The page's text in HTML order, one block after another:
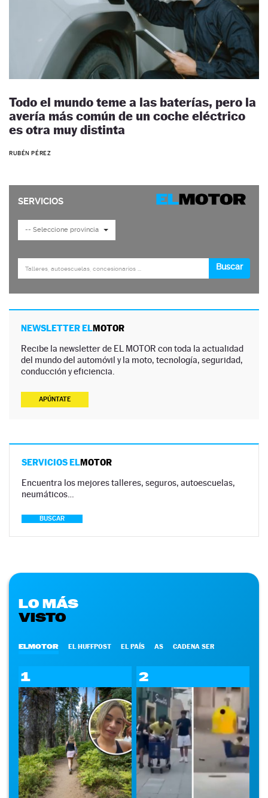
Todo el mundo teme a las baterías, pero la
avería más común de un coche eléctrico
es otra muy distinta
RUBÉN PÉREZ
NEWSLETTER ELMOTOR
Recibe la newsletter de EL MOTOR con toda la actualidad
del mundo del automóvil y la moto, tecnología, seguridad,
conducción y eficiencia.
APÚNTATE
SERVICIOS ELMOTOR
Encuentra los mejores talleres, seguros, autoescuelas,
neumáticos…
BUSCAR
LO MÁS
VISTO
ELMOTOR EL HUFFPOST EL PAÍS AS CADENA SER
1 2